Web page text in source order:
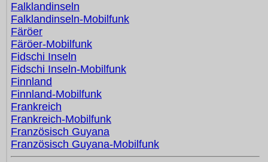
Falklandinseln
Falklandinseln-Mobilfunk
Färöer
Färöer-Mobilfunk
Fidschi Inseln
Fidschi Inseln-Mobilfunk
Finnland
Finnland-Mobilfunk
Frankreich
Frankreich-Mobilfunk
Französisch Guyana
Französisch Guyana-Mobilfunk